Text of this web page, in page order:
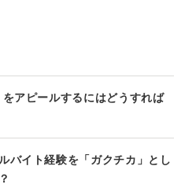
アピールするにはどうすれば
バイト経験を「ガクチカ」とし